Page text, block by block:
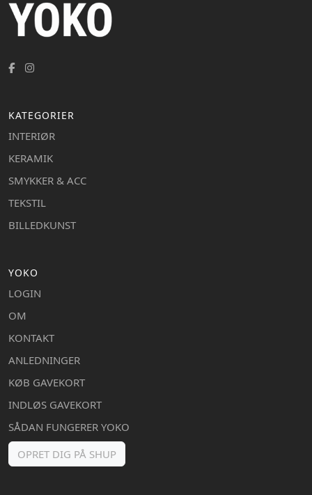
KATEGORIER
INTERIØR
KERAMIK
SMYKKER & ACC
TEKSTIL
BILLEDKUNST
YOKO
LOGIN
OM
KONTAKT
ANLEDNINGER
KØB GAVEKORT
INDLØS GAVEKORT
SÅDAN FUNGERER YOKO
OPRET DIG PÅ SHUP